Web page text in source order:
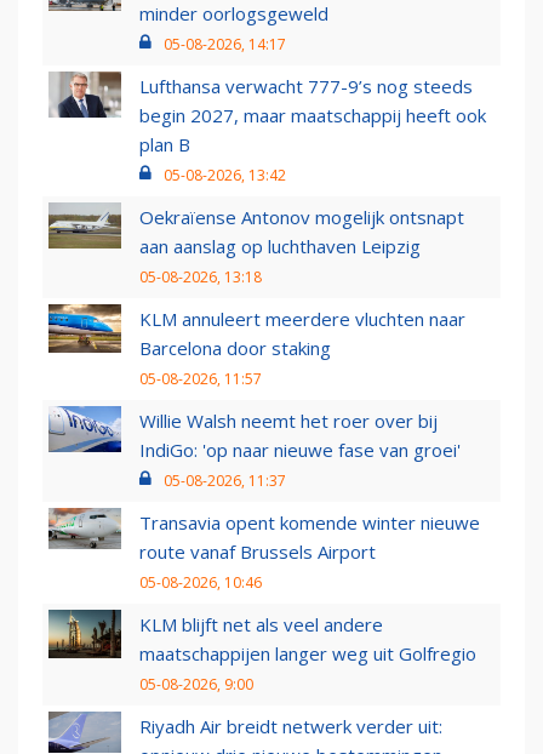
minder oorlogsgeweld
05-08-2026, 14:17
Lufthansa verwacht 777-9’s nog steeds
begin 2027, maar maatschappij heeft ook
plan B
05-08-2026, 13:42
Oekraïense Antonov mogelijk ontsnapt
aan aanslag op luchthaven Leipzig
05-08-2026, 13:18
KLM annuleert meerdere vluchten naar
Barcelona door staking
05-08-2026, 11:57
Willie Walsh neemt het roer over bij
IndiGo: 'op naar nieuwe fase van groei'
05-08-2026, 11:37
Transavia opent komende winter nieuwe
route vanaf Brussels Airport
05-08-2026, 10:46
KLM blijft net als veel andere
maatschappijen langer weg uit Golfregio
05-08-2026, 9:00
Riyadh Air breidt netwerk verder uit: